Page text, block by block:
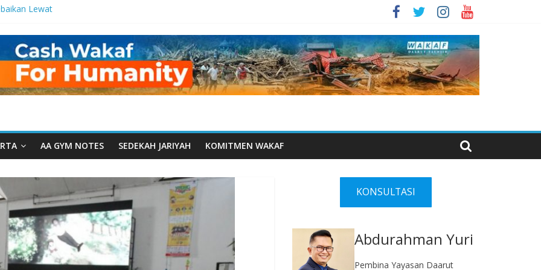
Lewat
Manfaat
dari Serua:
Yayasan
Daarut Tauhiid
Ketika
Wakaf
Wakaf
AA GYM NOTES SEDEKAH JARIYAH KOMITMEN WAKAF
KONSULTASI
Abdurahman Yuri
Pembina Yayasan Daarut